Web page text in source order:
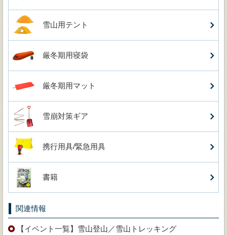
雪山用テント
厳冬期用寝袋
厳冬期用マット
雪崩対策ギア
携行用具/緊急用具
書籍
関連情報
【イベント一覧】雪山登山／雪山トレッキング